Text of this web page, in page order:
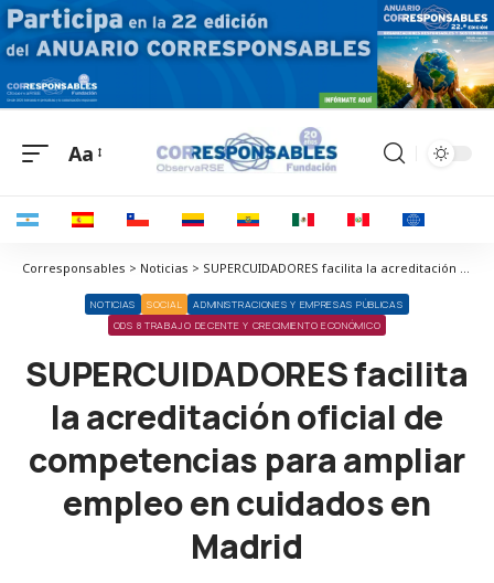
Aa
Corresponsables > Noticias > SUPERCUIDADORES facilita la acreditación oficial de competencias para ampliar empleo en cuidados en Madrid
NOTICIAS SOCIAL
ADMINISTRACIONES Y EMPRESAS PÚBLICAS
ODS 8 TRABAJO DECENTE Y CRECIMIENTO ECONÓMICO
SUPERCUIDADORES facilita
la acreditación oficial de
competencias para ampliar
empleo en cuidados en
Madrid